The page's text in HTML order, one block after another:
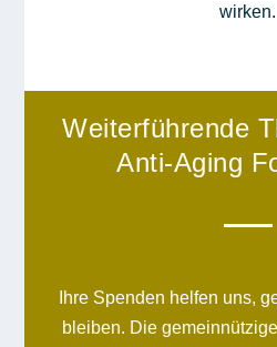
wirken.
Weiterführende
Anti-Aging
Ihre Spenden helfen uns,
bleiben. Die